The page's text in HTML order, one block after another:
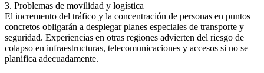
3. Problemas de movilidad y logística
El incremento del tráfico y la concentración de personas en puntos
concretos obligarán a desplegar planes especiales de transporte y
seguridad. Experiencias en otras regiones advierten del riesgo de
colapso en infraestructuras, telecomunicaciones y accesos si no se
planifica adecuadamente.